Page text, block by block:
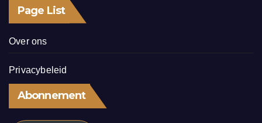
Page List
Over ons
Privacybeleid
Abonnement